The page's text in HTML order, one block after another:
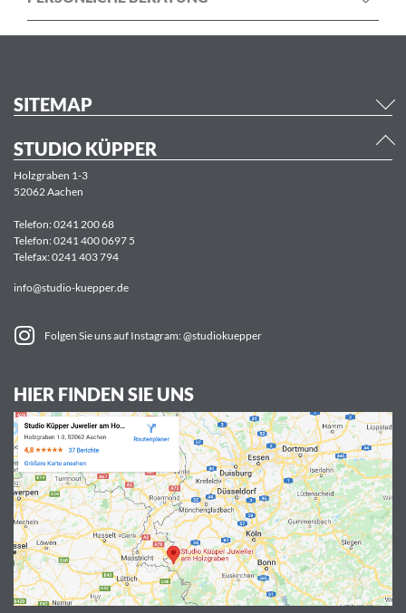
SITEMAP
STUDIO KÜPPER
Holzgraben 1-3
52062 Aachen
Telefon:0241 200 68
Telefon:0241 400 0697 5
Telefax: 0241 403 794
info@studio-kuepper.de
Folgen Sie uns auf Instagram: @studiokuepper
HIER FINDEN SIE UNS